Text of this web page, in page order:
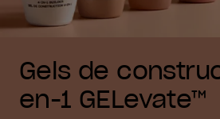
Gels de
en-1 GELevate™